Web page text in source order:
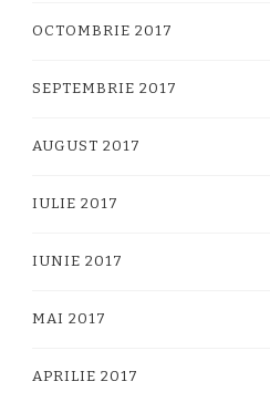
OCTOMBRIE 2017
SEPTEMBRIE 2017
AUGUST 2017
IULIE 2017
IUNIE 2017
MAI 2017
APRILIE 2017